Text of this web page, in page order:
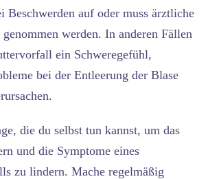
Beschwerden auf oder muss ärztliche
werden. In anderen Fällen
ein Schweregefühl,
bei der Entleerung der Blase
die du selbst tun kannst, um das
und die Symptome eines
zu lindern. Mache regelmäßig